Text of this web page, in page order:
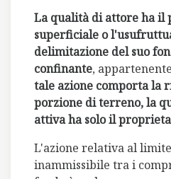
La qualità di attore ha
superficiale o
delimitazione del suo
confinante,
tale azione comporta la
porzione di terreno, la
attiva ha solo il
L'azione relativa al
inammissibile tra i